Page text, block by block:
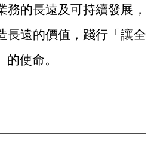
務的長遠及可持續發展，
長遠的價值，踐行「讓全
使命。